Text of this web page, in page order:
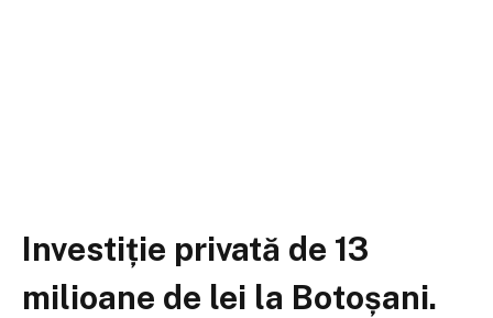
Investiție privată de 13
milioane de lei la Botoșani.